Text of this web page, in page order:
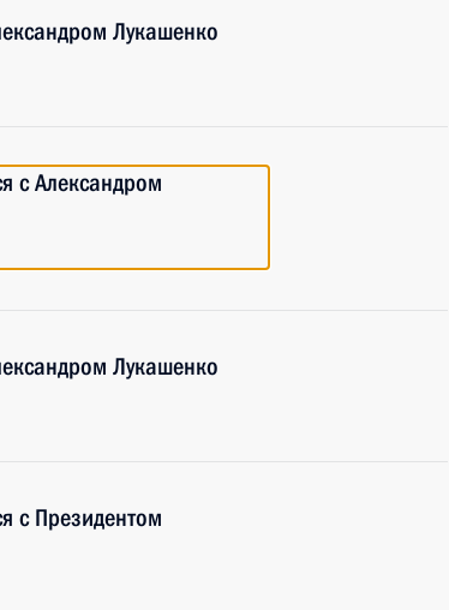
Лукашенко
с Александром
Лукашенко
с Президентом